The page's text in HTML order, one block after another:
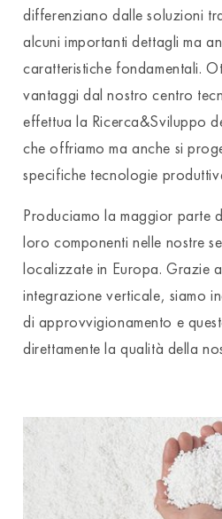
differenziano dalle soluzioni
alcuni importanti dettagli ma
caratteristiche fondamentali.
vantaggi dal nostro centro
effettua la Ricerca&Sviluppo
che offriamo ma anche si
specifiche tecnologie
Produciamo la maggior parte
loro componenti nelle nostre
localizzate in Europa. Grazie
integrazione verticale, siamo
di approvvigionamento e
direttamente la qualità della